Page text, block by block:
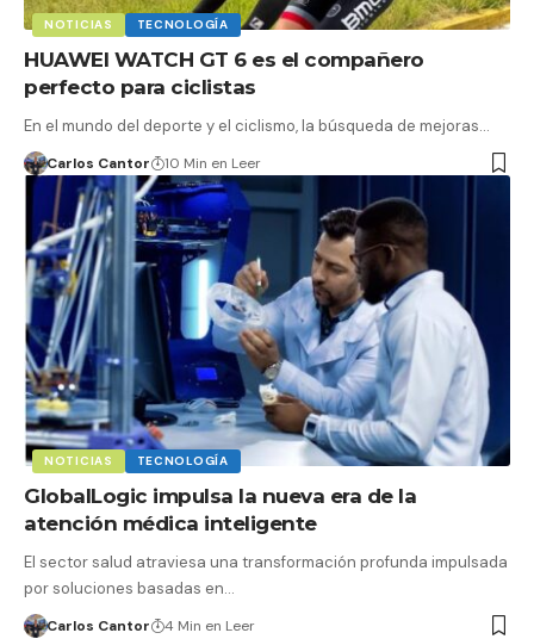
NOTICIAS TECNOLOGÍA
HUAWEI WATCH GT 6 es el compañero
perfecto para ciclistas
En el mundo del deporte y el ciclismo, la búsqueda de mejoras…
Carlos Cantor 10 Min en Leer
NOTICIAS TECNOLOGÍA
GlobalLogic impulsa la nueva era de la
atención médica inteligente
El sector salud atraviesa una transformación profunda impulsada
por soluciones basadas en…
Carlos Cantor 4 Min en Leer